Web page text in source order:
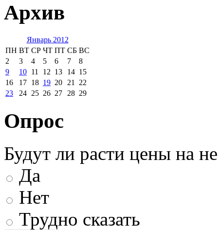
Архив
Январь 2012
ПН ВТ СР ЧТ ПТ СБ ВС
2
3 4 5 6 7
8
9
10 11 12 13 14 15
16
17 18 19 20 21
22
23
24 25 26 27 28 29
Опрос
Будут ли расти цены на
Да
Нет
Трудно сказать